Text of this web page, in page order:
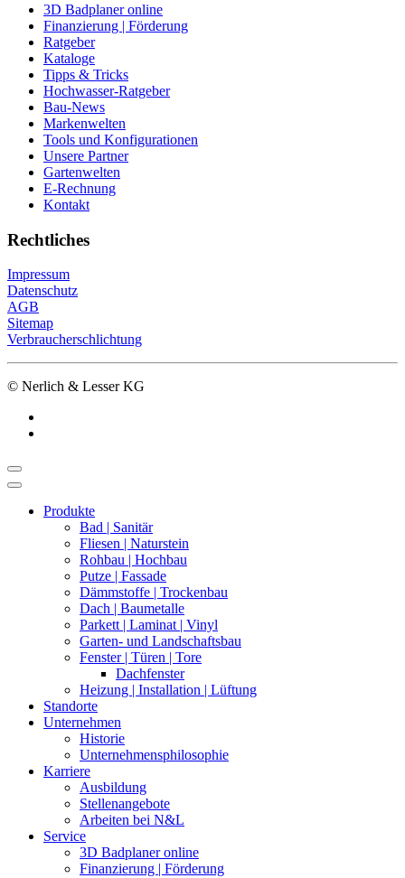
3D Badplaner online
Finanzierung | Förderung
Ratgeber
Kataloge
Tipps & Tricks
Hochwasser-Ratgeber
Bau-News
Markenwelten
Tools und Konfigurationen
Unsere Partner
Gartenwelten
E-Rechnung
Kontakt
Rechtliches
Impressum
Datenschutz
AGB
Sitemap
Verbraucherschlichtung
© Nerlich & Lesser KG
Produkte
Bad | Sanitär
Fliesen | Naturstein
Rohbau | Hochbau
Putze | Fassade
Dämmstoffe | Trockenbau
Dach | Baumetalle
Parkett | Laminat | Vinyl
Garten- und Landschaftsbau
Fenster | Türen | Tore
Dachfenster
Heizung | Installation | Lüftung
Standorte
Unternehmen
Historie
Unternehmensphilosophie
Karriere
Ausbildung
Stellenangebote
Arbeiten bei N&L
Service
3D Badplaner online
Finanzierung | Förderung